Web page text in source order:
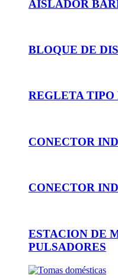
AISLADOR
BLOQUE DE
REGLETA
CONECTOR
CONECTOR
ESTACION DE
PULSADORES